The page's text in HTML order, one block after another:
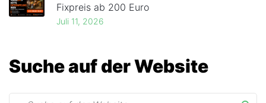
Fixpreis ab 200 Euro
Juli 11, 2026
Suche auf der Website